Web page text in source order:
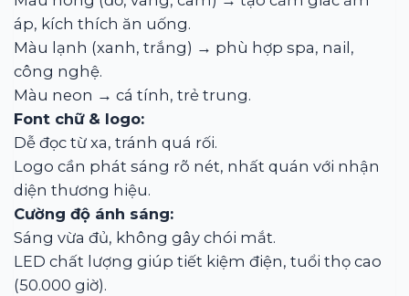
áp, kích thích ăn uống.
Màu lạnh (xanh, trắng) → phù hợp spa, nail,
công nghệ.
Màu neon → cá tính, trẻ trung.
Font chữ & logo:
Dễ đọc từ xa, tránh quá rối.
Logo cần phát sáng rõ nét, nhất quán với nhận
diện thương hiệu.
Cường độ ánh sáng:
Sáng vừa đủ, không gây chói mắt.
LED chất lượng giúp tiết kiệm điện, tuổi thọ cao
(50.000 giờ).